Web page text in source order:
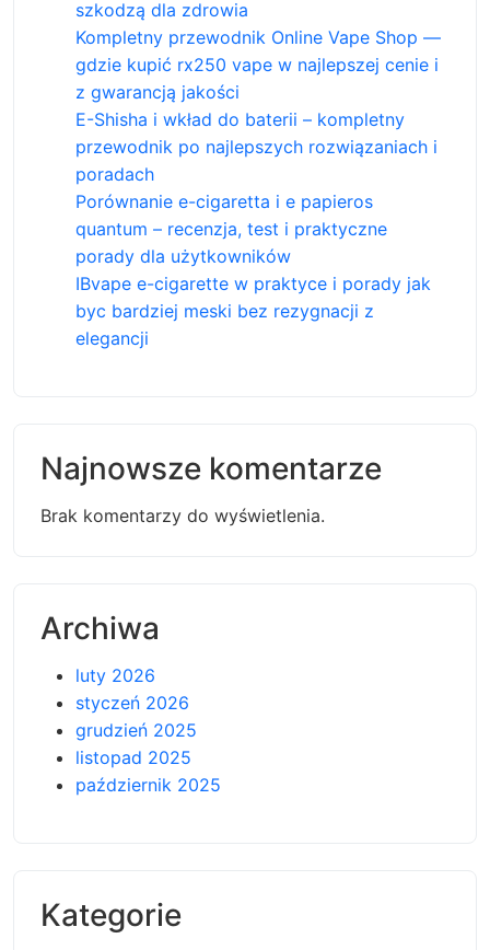
szkodzą dla zdrowia
Kompletny przewodnik Online Vape Shop —
gdzie kupić rx250 vape w najlepszej cenie i
z gwarancją jakości
E-Shisha i wkład do baterii – kompletny
przewodnik po najlepszych rozwiązaniach i
poradach
Porównanie e-cigaretta i e papieros
quantum – recenzja, test i praktyczne
porady dla użytkowników
IBvape e-cigarette w praktyce i porady jak
byc bardziej meski bez rezygnacji z
elegancji
Najnowsze komentarze
Brak komentarzy do wyświetlenia.
Archiwa
luty 2026
styczeń 2026
grudzień 2025
listopad 2025
październik 2025
Kategorie